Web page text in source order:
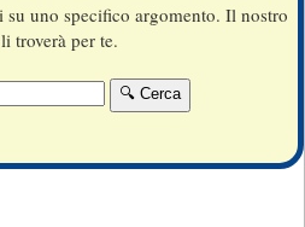
uno specifico argomento. Il nostro
troverà per te.